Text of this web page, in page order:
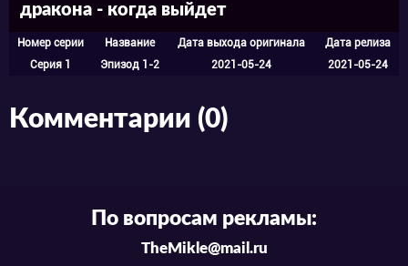
дракона - когда выйдет
Номер серии Название Дата выхода оригинала
Дата релиза
Серия 1
Эпизод 1-2 2021-05-24 2021-05-24
Комментарии (0)
По вопросам рекламы:
TheMikle@mail.ru